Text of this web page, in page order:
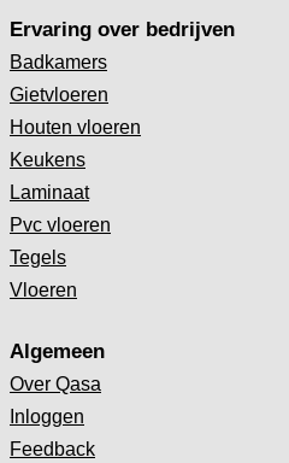
Ervaring over bedrijven
Badkamers
Gietvloeren
Houten vloeren
Keukens
Laminaat
Pvc vloeren
Tegels
Vloeren
Algemeen
Over Qasa
Inloggen
Feedback